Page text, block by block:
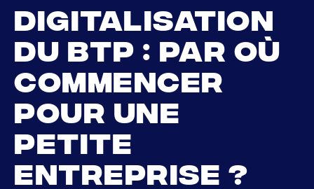
Digitalisation
du BTP : par où
commencer
pour une
petite
entreprise ?